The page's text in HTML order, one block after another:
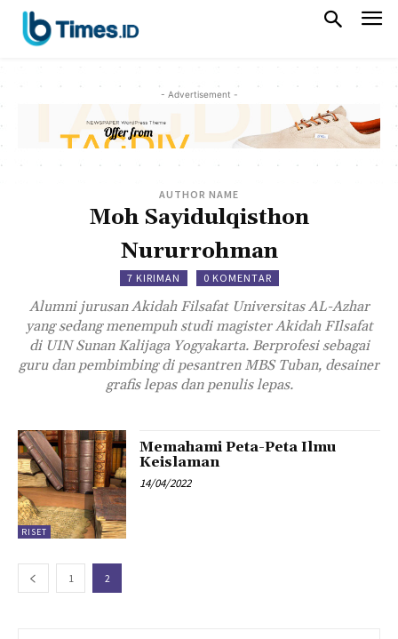
- Advertisement -
AUTHOR NAME
Moh Sayidulqisthon
Nururrohman
7 KIRIMAN 0 KOMENTAR
Alumni jurusan Akidah Filsafat Universitas AL-Azhar
yang sedang menempuh studi magister Akidah FIlsafat
di UIN Sunan Kalijaga Yogyakarta. Berprofesi sebagai
guru dan pembimbing di pesantren MBS Tuban, desainer
grafis lepas dan penulis lepas.
RISET
Memahami Peta-Peta Ilmu
Keislaman
14/04/2022
1 2